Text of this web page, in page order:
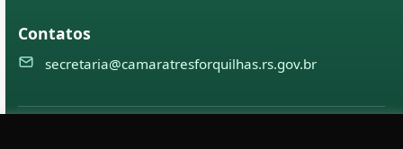
Contatos
secretaria@camaratresforquilhas.rs.gov.br